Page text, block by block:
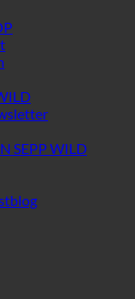
SEPP WILD